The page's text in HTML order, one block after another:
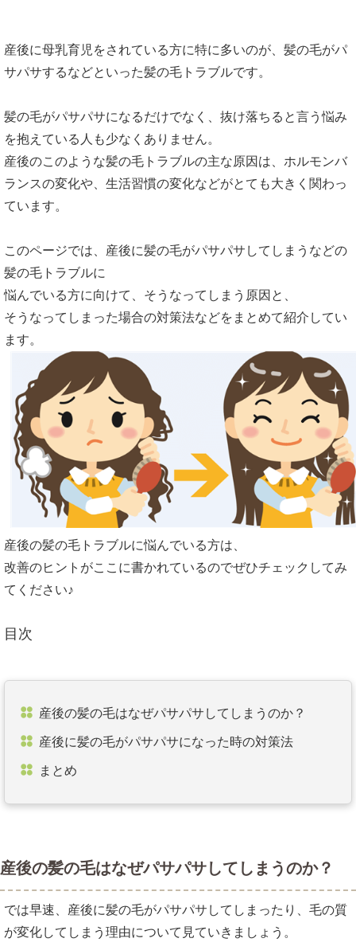
産後に母乳育児をされている方に特に多いのが、髪の毛がパ
サパサするなどといった髪の毛トラブルです。
髪の毛がパサパサになるだけでなく、抜け落ちると言う悩み
を抱えている人も少なくありません。
産後のこのような髪の毛トラブルの主な原因は、ホルモンバ
ランスの変化や、生活習慣の変化などがとても大きく関わっ
ています。
このページでは、産後に髪の毛がパサパサしてしまうなどの
髪の毛トラブルに
悩んでいる方に向けて、そうなってしまう原因と、
そうなってしまった場合の対策法などをまとめて紹介してい
ます。
産後の髪の毛トラブルに悩んでいる方は、
改善のヒントがここに書かれているのでぜひチェックしてみ
てください♪
目次
産後の髪の毛はなぜパサパサしてしまうのか？
産後に髪の毛がパサパサになった時の対策法
まとめ
産後の髪の毛はなぜパサパサしてしまうのか？
では早速、産後に髪の毛がパサパサしてしまったり、毛の質
が変化してしまう理由について見ていきましょう。